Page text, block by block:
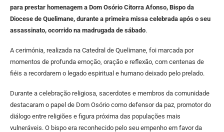
para prestar homenagem a Dom Osório Citorra Afonso, Bispo da
Diocese de Quelimane, durante a primeira missa celebrada após o seu
assassinato, ocorrido na madrugada de sábado.
A cerimónia, realizada na Catedral de Quelimane, foi marcada por
momentos de profunda emoção, oração e reflexão, com centenas de
fiéis a recordarem o legado espiritual e humano deixado pelo prelado.
Durante a celebração religiosa, sacerdotes e membros da comunidade
destacaram o papel de Dom Osório como defensor da paz, promotor do
diálogo entre religiões e figura próxima das populações mais
vulneráveis. O bispo era reconhecido pelo seu empenho em favor da